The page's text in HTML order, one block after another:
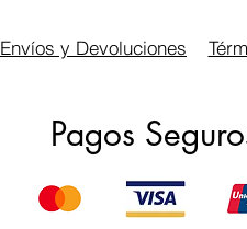
Envíos y Devoluciones
Pagos